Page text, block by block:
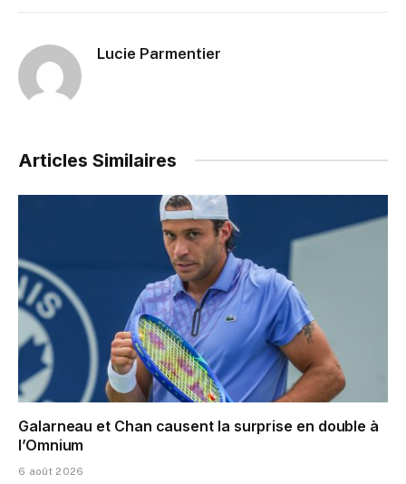
Lucie Parmentier
Articles Similaires
Galarneau et Chan causent la surprise en double à
l’Omnium
6 août 2026